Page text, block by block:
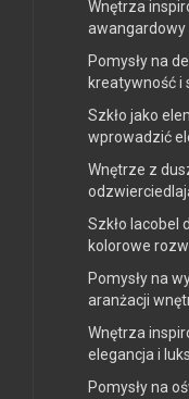
Wnętrza
Pomysły na
kreatywność i
Szkło jako
wprowadzić
Wnętrze z
Szkło lacobel
kolorowe
Pomysły na
aranżacji
Wnętrza
elegancja i
Pomysły na